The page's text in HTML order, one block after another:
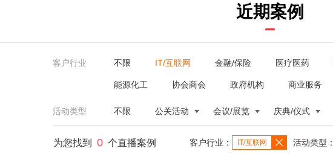
近期案例
客户行业 不限 IT/互联网 金融/保险 医疗医药
能源化工 协会商会 政府机构 商业服务
活动类型 不限 公关活动 会议/展览 庆典/仪式
为您找到 0 个直播案例 客户行业： IT/互联网 活动类型：